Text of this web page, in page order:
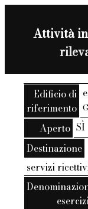
Attività
Edificio di
riferimento
Aperto SÌ
Destinazione
servizi